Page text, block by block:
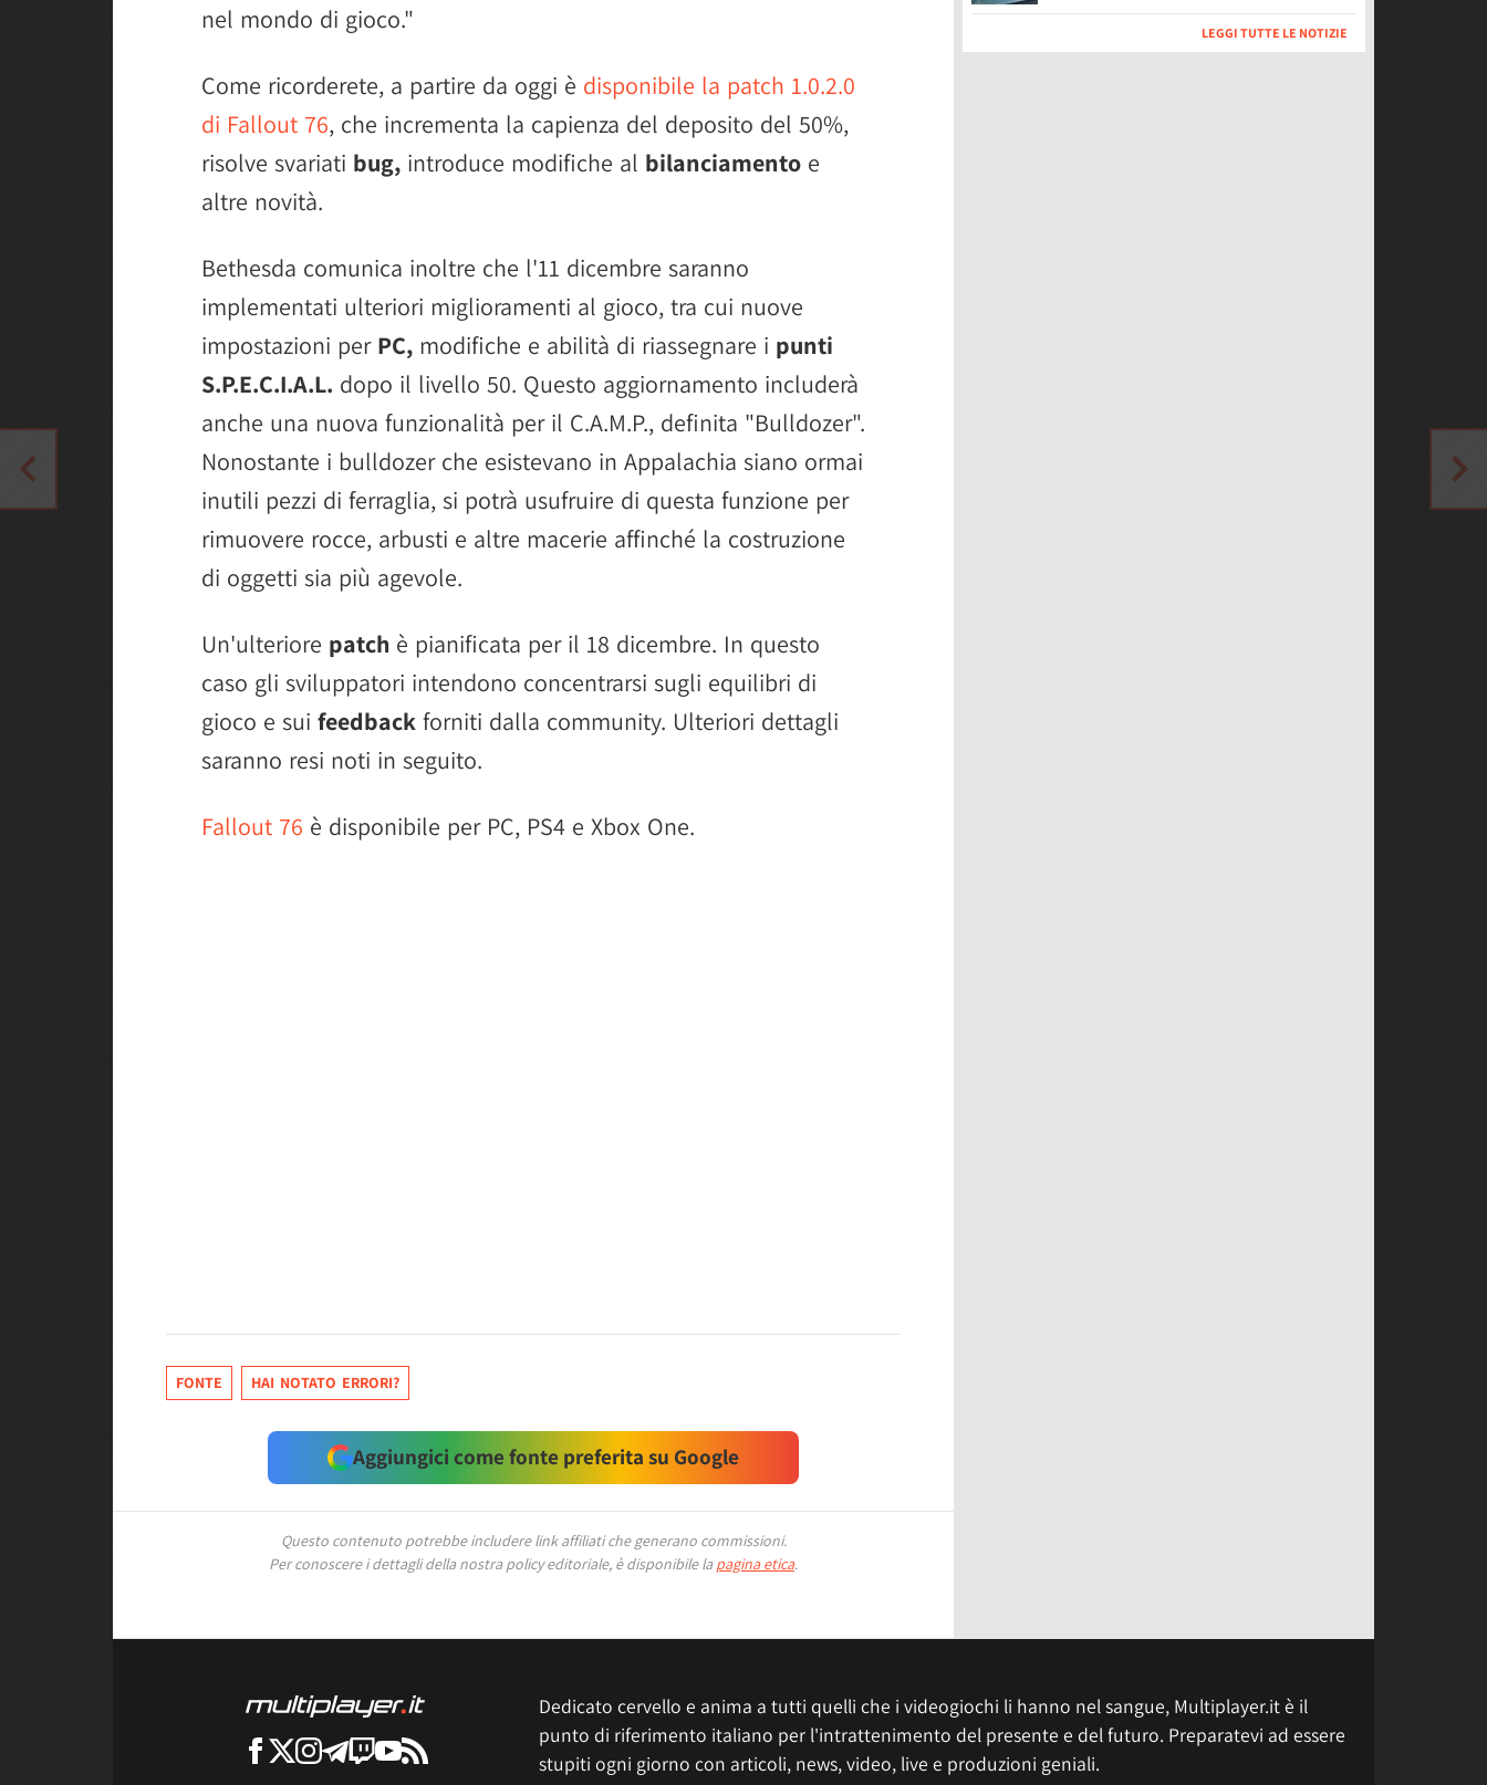
nel mondo di gioco."
Come ricorderete, a partire da oggi è disponibile la patch 1.0.2.0
di Fallout 76, che incrementa la capienza del deposito del 50%,
risolve svariati bug, introduce modifiche al bilanciamento e
altre novità.
Bethesda comunica inoltre che l'11 dicembre saranno
implementati ulteriori miglioramenti al gioco, tra cui nuove
impostazioni per PC, modifiche e abilità di riassegnare i punti
S.P.E.C.I.A.L. dopo il livello 50. Questo aggiornamento includerà
anche una nuova funzionalità per il C.A.M.P., definita "Bulldozer".
Nonostante i bulldozer che esistevano in Appalachia siano ormai
inutili pezzi di ferraglia, si potrà usufruire di questa funzione per
rimuovere rocce, arbusti e altre macerie affinché la costruzione
di oggetti sia più agevole.
Un'ulteriore patch è pianificata per il 18 dicembre. In questo
caso gli sviluppatori intendono concentrarsi sugli equilibri di
gioco e sui feedback forniti dalla community. Ulteriori dettagli
saranno resi noti in seguito.
Fallout 76 è disponibile per PC, PS4 e Xbox One.
FONTE HAI NOTATO ERRORI?
Aggiungici come fonte preferita su Google
Questo contenuto potrebbe includere link affiliati che generano commissioni.
Per conoscere i dettagli della nostra policy editoriale, è disponibile la pagina etica.
LEGGI TUTTE LE NOTIZIE
Dedicato cervello e anima a tutti quelli che i videogiochi li hanno nel sangue, Multiplayer.it è il
punto di riferimento italiano per l'intrattenimento del presente e del futuro. Preparatevi ad essere
stupiti ogni giorno con articoli, news, video, live e produzioni geniali.